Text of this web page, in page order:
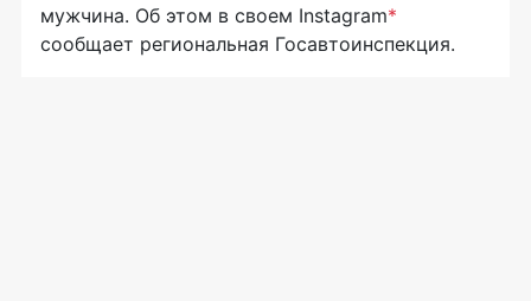
мужчина. Об этом в своем Instagram*
сообщает региональная Госавтоинспекция.